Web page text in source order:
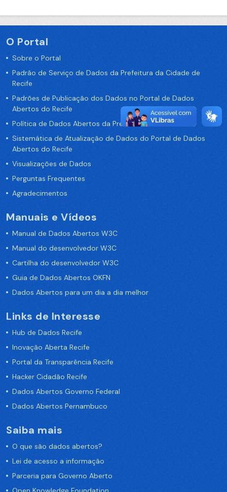
O Portal
Sobre o Portal
Padrão de Serviço de Dados da Prefeitura da Cidade de
Recife
Padrões de Publicação dos Dados no Portal de Dados
Abertos do Recife
Política de Dados Abertos da Prefeitura do Recife
Sistemática de Atualização de Dados do Portal de Dados
Abertos do Recife
Visualizações de Dados
Perguntas Frequentes
Agradecimentos
Manuais e Vídeos
Manual de Dados Abertos W3C
Manual do desenvolvedor W3C
Cartilha do desenvolvedor W3C
Guia de Dados Abertos OKFN
Dados Abertos para um dia a dia melhor
Links de Interesse
Hub de Dados Recife
Inovação Aberta Recife
Portal da Transparência Recife
Hacker Cidadão Recife
Dados Abertos Governo Federal
Dados Abertos Pernambuco
Saiba mais
O que são dados abertos?
Lei de acesso a informação
Parceria para Governo Aberto